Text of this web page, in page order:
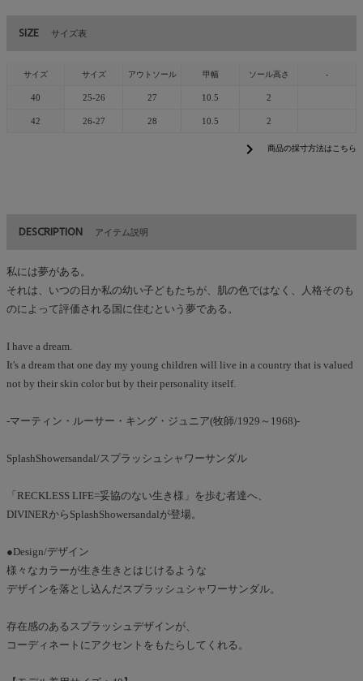
SIZE サイズ表
サイズ サイズ アウトソール 甲幅 ソール高さ -
40 25-26 27 10.5 2
42 26-27 28 10.5 2
chevron_right 商品の採寸方法はこちら
DESCRIPTION アイテム説明
私には夢がある。
それは、いつの日か私の幼い子どもたちが、肌の色ではなく、人格そのも
のによって評価される国に住むという夢である。
I have a dream.
It's a dream that one day my young children will live in a country that is valued
not by their skin color but by their personality itself.
-マーティン・ルーサー・キング・ジュニア(牧師/1929～1968)-
SplashShowersandal/スプラッシュシャワーサンダル
「RECKLESS LIFE=妥協のない生き様」を歩む者達へ、
DIVINERからSplashShowersandalが登場。
●Design/デザイン
様々なカラーが生き生きとはじけるような
デザインを落とし込んだスプラッシュシャワーサンダル。
存在感のあるスプラッシュデザインが、
コーディネートにアクセントをもたらしてくれる。